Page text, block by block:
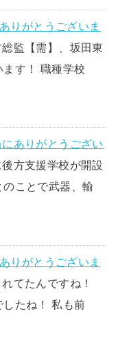
りがとうございま
監【需】、坂田東
す！ 職種学校
ありがとうござい
方支援学校が開設
ことで武器、輸
りがとうございま
てたんですね！
たね！ 私も前